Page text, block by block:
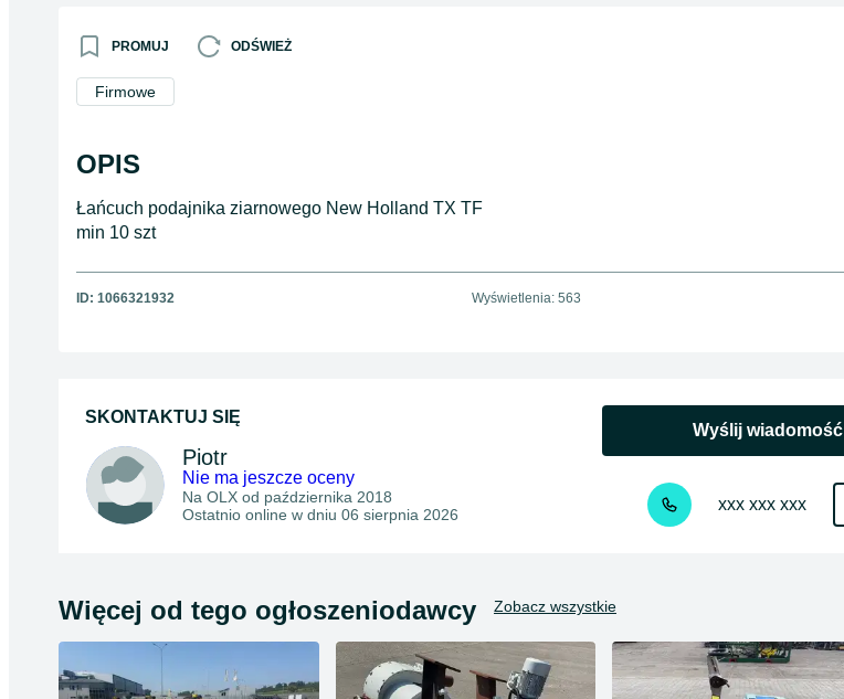
PROMUJ ODŚWIEŻ
Firmowe
OPIS
Łańcuch podajnika ziarnowego New Holland TX TF
min 10 szt
ID: 1066321932 Wyświetlenia: 563
SKONTAKTUJ SIĘ
Piotr
Nie ma jeszcze oceny
Na OLX od października 2018
Ostatnio online w dniu 06 sierpnia 2026
Wyślij wiadomość
xxx xxx xxx
Więcej od tego ogłoszeniodawcy Zobacz wszystkie